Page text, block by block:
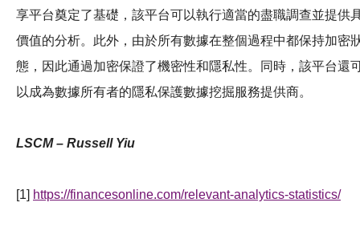
享平台奠定了基礎，該平台可以執行適當的盡職調查並提供
價值的分析。此外，由於所有數據在整個過程中都保持加密
態，因此通過加密保證了機密性和隱私性。同時，該平台還
以成為數據所有者的隱私保護數據挖掘服務提供商。
LSCM – Russell Yiu
[1] https://financesonline.com/relevant-analytics-statistics/